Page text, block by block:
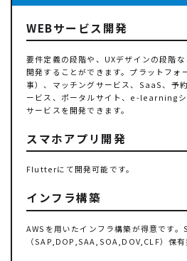
WEBサービス開発
要件定義の段階や、UXデザインの段階
開発することができます。プラットフォ
事）、マッチングサービス、SaaS、予
ービス、ポータルサイト、e-learning
サービスを開発できます。
スマホアプリ開発
Flutterにて開発可能です。
インフラ構築
AWSを用いたインフラ構築が得意です。
（SAP,DOP,SAA,SOA,DOV,CLF）保有